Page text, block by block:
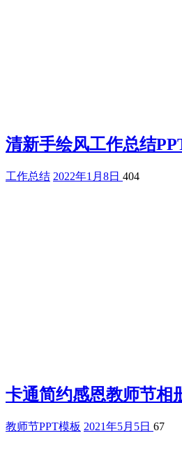
清新手绘风工作总结
工作总结 2022年1月8日 404
卡通简约感恩教师节相
教师节PPT模板 2021年5月5日 67